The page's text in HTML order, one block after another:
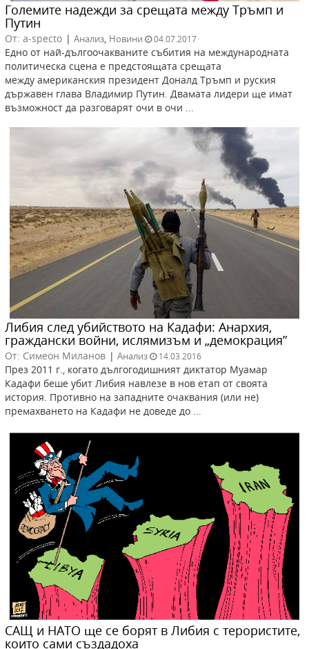
Големите надежди за срещата между Тръмп и
Путин
От: a-specto | Анализ, Новини 04.07.2017
Едно от най-дългоочакваните събития на международната
политическа сцена е предстоящата срещата
между американския президент Доналд Тръмп и руския
държавен глава Владимир Путин. Двамата лидери ще имат
възможност да разговарят очи в очи ...
Либия след убийството на Кадафи: Анархия,
граждански войни, ислямизъм и „демокрация”
От: Симеон Миланов | Анализ 14.03.2016
През 2011 г., когато дългогодишният диктатор Муамар
Кадафи беше убит Либия навлезe в нов етап от своята
история. Противно на западните очаквания (или не)
премахването на Кадафи не доведе до ...
САЩ и НАТО ще се борят в Либия с терористите,
които сами създадоха